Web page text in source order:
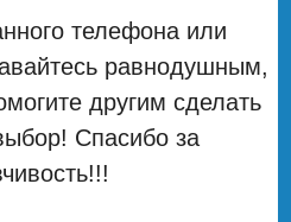
телефона или
равнодушным,
другим сделать
Спасибо за